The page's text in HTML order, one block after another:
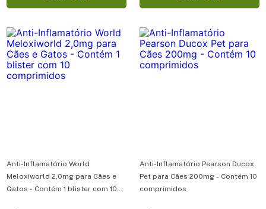
Anti-Inflamatório World
Meloxiworld 2,0mg para Cães e
Gatos - Contém 1 blister com 10
Anti-Inflamatório Pearson Ducox
Pet para Cães 200mg - Contém 10
comprimidos